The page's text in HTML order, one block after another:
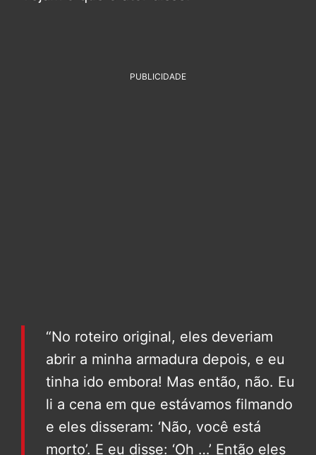
PUBLICIDADE
“No roteiro original, eles deveriam
abrir a minha armadura depois, e eu
tinha ido embora! Mas então, não. Eu
li a cena em que estávamos filmando
e eles disseram: ‘Não, você está
morto’. E eu disse: ‘Oh …’ Então eles